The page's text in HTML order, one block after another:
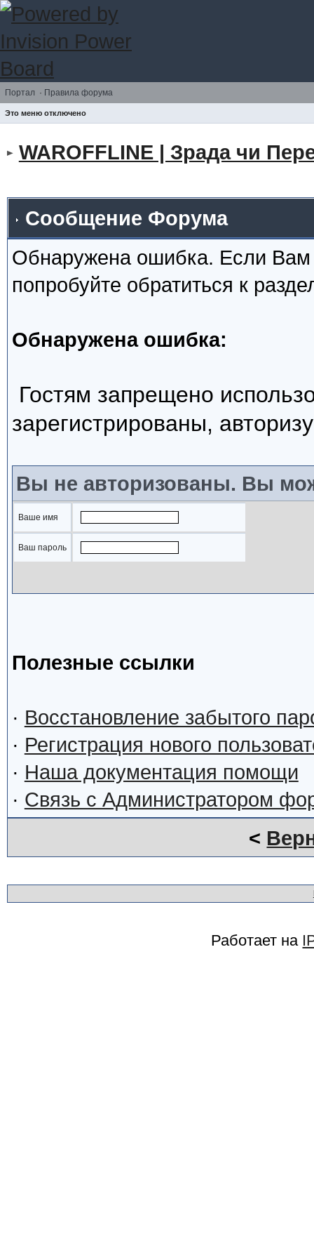
Портал · Правила форума
Это меню отключено
WAROFFLINE | Зрада чи
Сообщение Форума
Обнаружена ошибка. Если
попробуйте обратиться к
Обнаружена ошибка:
Гостям запрещено
зарегистрированы,
Вы не авторизованы. Вы
Ваше имя
Ваш пароль
Полезные ссылки
· Восстановление забытого
· Регистрация нового
· Наша документация помощи
· Связь с Администратором
<
Работает на